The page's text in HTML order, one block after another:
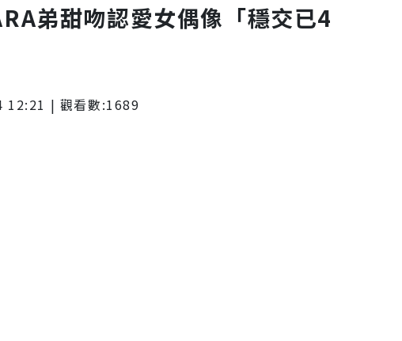
弟甜吻認愛女偶像「穩交已4
12:21 | 觀看數:1689